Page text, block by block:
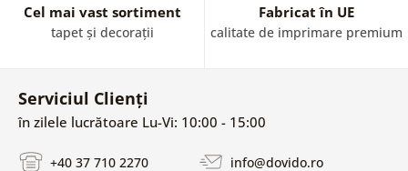
Cel mai vast sortiment
tapet și decorații
Fabricat în UE
calitate de imprimare premium
Serviciul Clienți
în zilele lucrătoare Lu-Vi: 10:00 - 15:00
+40 37 710 2270 info@dovido.ro